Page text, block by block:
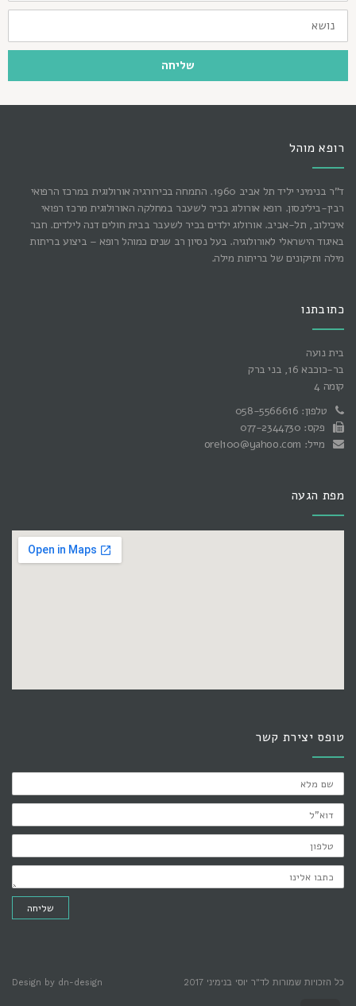
נושא
שליחה
רופא מוהל
ד"ר בנימיני יליד תל אביב 1960. התמחה בכירורגיה אורולוגית במרכז הרפואי
רבין-בילינסון. רופא אורולוג בכיר לשעבר במחלקה האורולוגית מרכז רפואי
איכילוב, תל-אביב. אורולוג ילדים בכיר לשעבר בבית חולים דנה לילדים. חבר
באיגוד הישראלי לאורולוגיה. בעל נסיון רב שנים כמוהל רופא – ביצוע בריתות
מילה ותיקונים של בריתות מילה.
כתובתנו
בית נועה
בר-כוכבא 16, בני ברק
קומה 4
טלפון: 058-5566616
פקס: 077-2344730
מייל: orel100@yahoo.com
מפת הגעה
טופס יצירת קשר
שם:
דוא"ל:
טלפון:
ההודעה
שלך:
שליחה
כל הזכויות שמורות לד"ר יוסי בנימיני 2017 Design by dn-design